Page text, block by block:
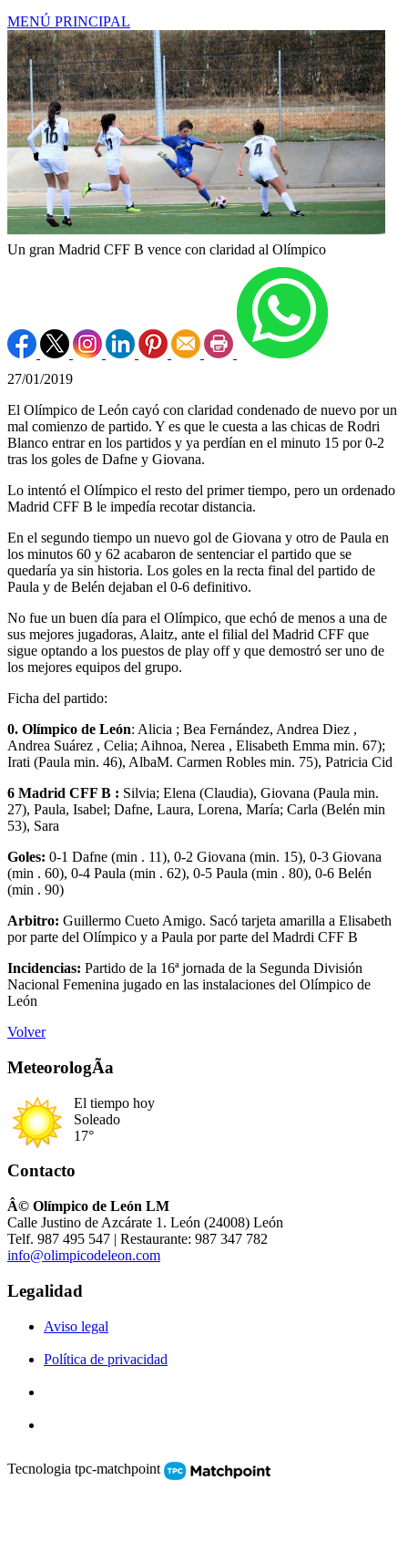
MENÚ PRINCIPAL
Un gran Madrid CFF B vence con claridad al Olímpico
27/01/2019
El Olímpico de León cayó con claridad condenado de nuevo por un
mal comienzo de partido. Y es que le cuesta a las chicas de Rodri
Blanco entrar en los partidos y ya perdían en el minuto 15 por 0-2
tras los goles de Dafne y Giovana.
Lo intentó el Olímpico el resto del primer tiempo, pero un ordenado
Madrid CFF B le impedía recotar distancia.
En el segundo tiempo un nuevo gol de Giovana y otro de Paula en
los minutos 60 y 62 acabaron de sentenciar el partido que se
quedaría ya sin historia. Los goles en la recta final del partido de
Paula y de Belén dejaban el 0-6 definitivo.
No fue un buen día para el Olímpico, que echó de menos a una de
sus mejores jugadoras, Alaitz, ante el filial del Madrid CFF que
sigue optando a los puestos de play off y que demostró ser uno de
los mejores equipos del grupo.
Ficha del partido:
0. Olímpico de León: Alicia ; Bea Fernández, Andrea Diez ,
Andrea Suárez , Celia; Aihnoa, Nerea , Elisabeth Emma min. 67);
Irati (Paula min. 46), AlbaM. Carmen Robles min. 75), Patricia Cid
6 Madrid CFF B : Silvia; Elena (Claudia), Giovana (Paula min.
27), Paula, Isabel; Dafne, Laura, Lorena, María; Carla (Belén min
53), Sara
Goles: 0-1 Dafne (min . 11), 0-2 Giovana (min. 15), 0-3 Giovana
(min . 60), 0-4 Paula (min . 62), 0-5 Paula (min . 80), 0-6 Belén
(min . 90)
Arbitro: Guillermo Cueto Amigo. Sacó tarjeta amarilla a Elisabeth
por parte del Olímpico y a Paula por parte del Madrdi CFF B
Incidencias: Partido de la 16ª jornada de la Segunda División
Nacional Femenina jugado en las instalaciones del Olímpico de
León
Volver
MeteorologÃ­a
El tiempo hoy
Soleado
17°
Contacto
Â© Olímpico de León LM
Calle Justino de Azcárate 1. León (24008) León
Telf. 987 495 547 | Restaurante: 987 347 782
info@olimpicodeleon.com
Legalidad
Aviso legal
Política de privacidad
Tecnologia tpc-matchpoint